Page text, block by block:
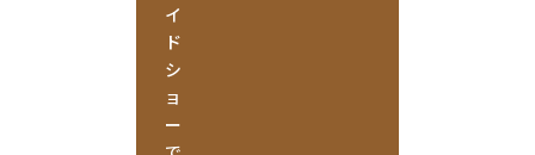
イ
ド
シ
ョ
ー